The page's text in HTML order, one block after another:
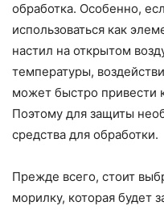
обработка. Особенно,
использоваться как
настил на открытом
температуры,
может быстро привести
Поэтому для защиты
средства для обработки.
Прежде всего, стоит
морилку, которая будет